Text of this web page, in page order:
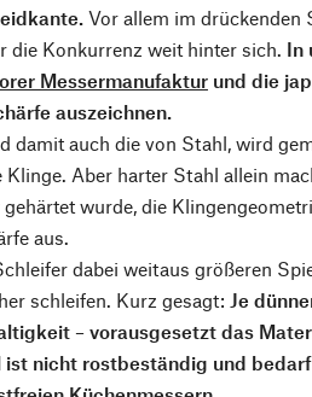
Vor allem im drückenden
die Konkurrenz weit hinter sich. In
Messermanufakturund die
auszeichnen.
auch die von Stahl, wird
Aber harter Stahl allein
wurde, die
aus.
dabei weitaus größeren
schleifen. Kurz gesagt: Je
– vorausgesetzt das
nicht rostbeständig und